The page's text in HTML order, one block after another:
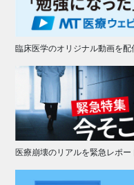
臨床医学のオリジナル動画を配
医療崩壊のリアルを緊急レポー